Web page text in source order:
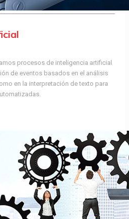
procesos de inteligencia artificial
de eventos basados en el análisis
en la interpretación de texto para